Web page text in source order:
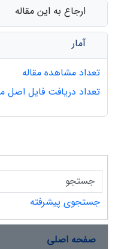
ارجاع به این مقاله
آمار
تعداد مشاهده مقاله
تعداد دریافت فایل اصل
جستجوی پیشرفته
صفحه اصلی